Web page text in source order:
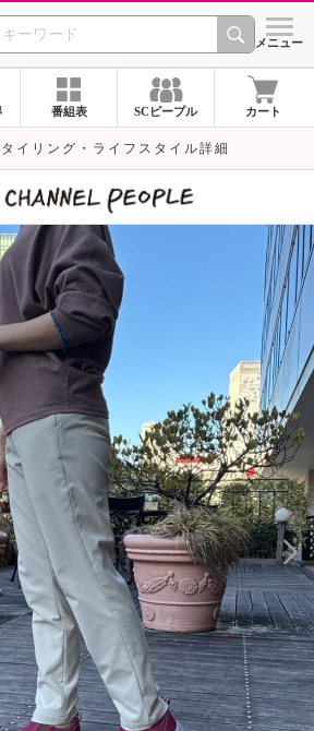
CHANNEL シメニュー
番組表 SCピープル カート
イリング・ライフスタイル詳細